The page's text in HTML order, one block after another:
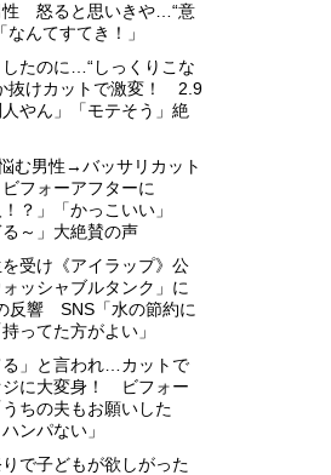
性 怒ると思いきや…“意
なんてすてき！」
たのに…“しっくりこな
抜けカットで激変！ 2.9
やん」「モテそう」絶
む男性→バッサリカット
フォーアフターに
？」「かっこいい」
る～」大絶賛の声
受け《アイラップ》公
ッシャブルタンク」に
反響 SNS「水の節約に
ってた方がよい」
」と言われ…カットで
に大変身！ ビフォー
ちの夫もお願いした
ンパない」
りで子どもが欲しがった